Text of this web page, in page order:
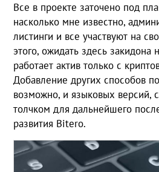
Все в проекте заточено под
насколько мне известно,
листинги и все участвуют на
этого, ожидать здесь закидона
работает актив только с
Добавление других способов
возможно, и языковых версий,
толчком для дальнейшего
развития Bitero.